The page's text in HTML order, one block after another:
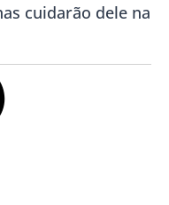
cuidarão dele na